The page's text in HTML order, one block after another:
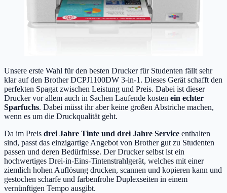
Unsere erste Wahl für den besten Drucker für Studenten fällt sehr
klar auf den Brother DCPJ1100DW 3-in-1. Dieses Gerät schafft den
perfekten Spagat zwischen Leistung und Preis. Dabei ist dieser
Drucker vor allem auch in Sachen Laufende kosten ein echter
Sparfuchs. Dabei müsst ihr aber keine großen Abstriche machen,
wenn es um die Druckqualität geht.
Da im Preis drei Jahre Tinte und drei Jahre Service enthalten
sind, passt das einzigartige Angebot von Brother gut zu Studenten
passen und deren Bedürfnisse. Der Drucker selbst ist ein
hochwertiges Drei-in-Eins-Tintenstrahlgerät, welches mit einer
ziemlich hohen Auflösung drucken, scannen und kopieren kann und
gestochen scharfe und farbenfrohe Duplexseiten in einem
vernünftigen Tempo ausgibt.